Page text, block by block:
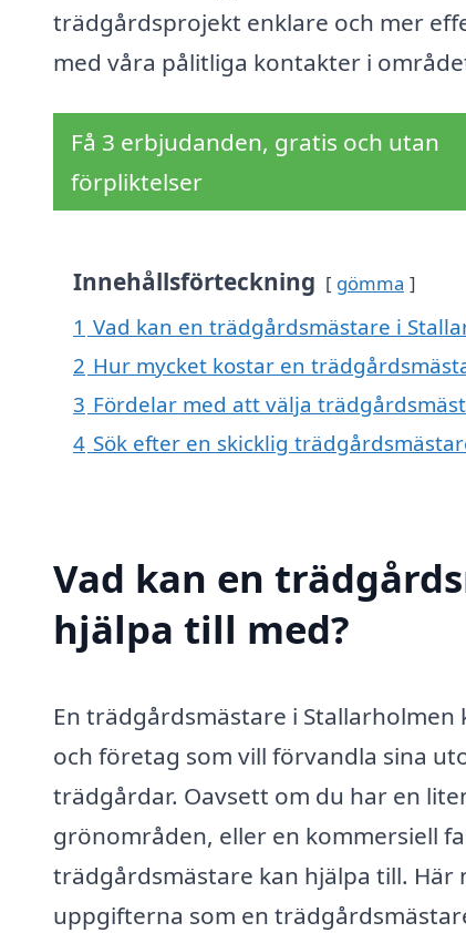
trädgårdsprojekt enklare och mer
med våra pålitliga kontakter i
Få 3 erbjudanden, gratis och utan
förpliktelser
Innehållsförteckning gömma
1 Vad kan en trädgårdsmästare i
2 Hur mycket kostar en
3 Fördelar med att välja
4 Sök efter en skicklig
Vad kan en
hjälpa till med?
En trädgårdsmästare i
och företag som vill förvandla sina
trädgårdar. Oavsett om du har en
grönområden, eller en kommersiell
trädgårdsmästare kan hjälpa till.
uppgifterna som en